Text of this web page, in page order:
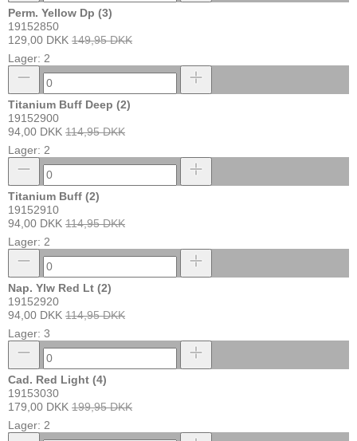
Perm. Yellow Dp (3)
19152850
129,00 DKK 149,95 DKK
Lager: 2
Titanium Buff Deep (2)
19152900
94,00 DKK 114,95 DKK
Lager: 2
Titanium Buff (2)
19152910
94,00 DKK 114,95 DKK
Lager: 2
Nap. Ylw Red Lt (2)
19152920
94,00 DKK 114,95 DKK
Lager: 3
Cad. Red Light (4)
19153030
179,00 DKK 199,95 DKK
Lager: 2